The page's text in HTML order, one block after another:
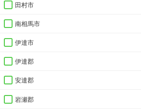
田村市
南相馬市
伊達市
伊達郡
安達郡
岩瀬郡